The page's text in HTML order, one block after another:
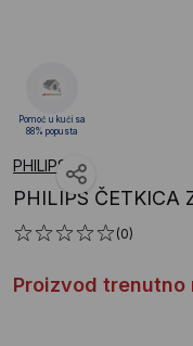
PHILIPS
PHILIPS ČETKICA
(0)
Proizvod trenutno
Pomoć u kući sa
88% popusta